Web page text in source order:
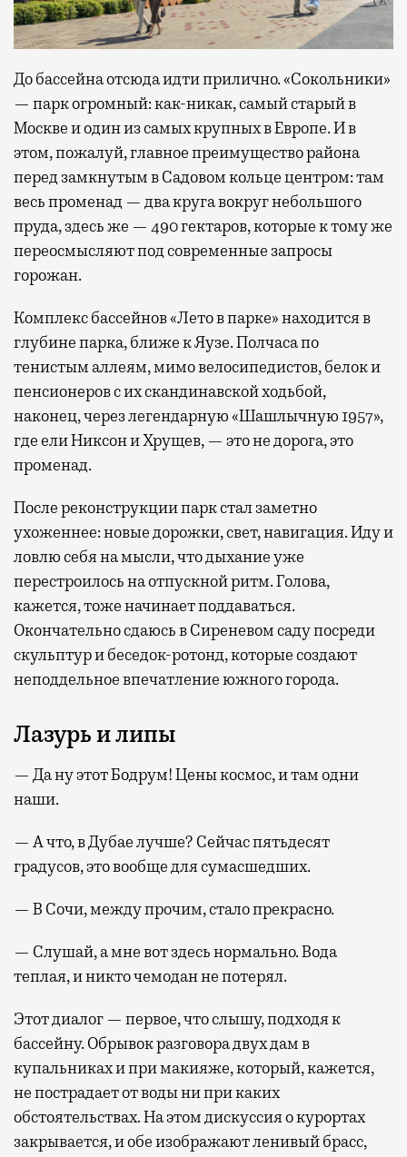
До бассейна отсюда идти прилично. «Сокольники»
— парк огромный: как-никак, самый старый в
Москве и один из самых крупных в Европе. И в
этом, пожалуй, главное преимущество района
перед замкнутым в Садовом кольце центром: там
весь променад — два круга вокруг небольшого
пруда, здесь же — 490 гектаров, которые к тому же
переосмысляют под современные запросы
горожан.
Комплекс бассейнов «Лето в парке» находится в
глубине парка, ближе к Яузе. Полчаса по
тенистым аллеям, мимо велосипедистов, белок и
пенсионеров с их скандинавской ходьбой,
наконец, через легендарную «Шашлычную 1957»,
где ели Никсон и Хрущев, — это не дорога, это
променад.
После реконструкции парк стал заметно
ухоженнее: новые дорожки, свет, навигация. Иду и
ловлю себя на мысли, что дыхание уже
перестроилось на отпускной ритм. Голова,
кажется, тоже начинает поддаваться.
Окончательно сдаюсь в Сиреневом саду посреди
скульптур и беседок-ротонд, которые создают
неподдельное впечатление южного города.
Лазурь и липы
— Да ну этот Бодрум! Цены космос, и там одни
наши.
— А что, в Дубае лучше? Сейчас пятьдесят
градусов, это вообще для сумасшедших.
— В Сочи, между прочим, стало прекрасно.
— Слушай, а мне вот здесь нормально. Вода
теплая, и никто чемодан не потерял.
Этот диалог — первое, что слышу, подходя к
бассейну. Обрывок разговора двух дам в
купальниках и при макияже, который, кажется,
не пострадает от воды ни при каких
обстоятельствах. На этом дискуссия о курортах
закрывается, и обе изображают ленивый брасс,